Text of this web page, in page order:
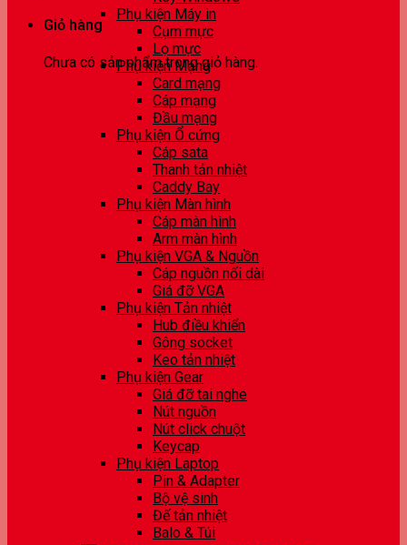
Giỏ hàng
Chưa có sản phẩm trong giỏ hàng.
Phụ kiện Máy in
Cụm mực
Lọ mực
Phụ kiện Mạng
Card mạng
Cáp mạng
Đầu mạng
Phụ kiện Ổ cứng
Cáp sata
Thanh tản nhiệt
Caddy Bay
Phụ kiện Màn hình
Cáp màn hình
Arm màn hình
Phụ kiện VGA & Nguồn
Cáp nguồn nối dài
Giá đỡ VGA
Phụ kiện Tản nhiệt
Hub điều khiển
Gông socket
Keo tản nhiệt
Phụ kiện Gear
Giá đỡ tai nghe
Nút nguồn
Nút click chuột
Keycap
Phụ kiện Laptop
Pin & Adapter
Bộ vệ sinh
Đế tản nhiệt
Balo & Túi